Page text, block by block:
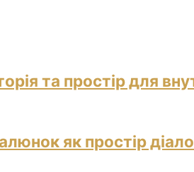
та простір для
як простір